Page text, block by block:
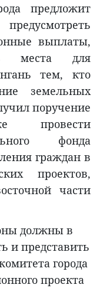
предложит
выплаты,
места для
тем, кто
земельных
поручение
провести
фонда
граждан в
проектов,
части
должны в
и представить
города
проекта